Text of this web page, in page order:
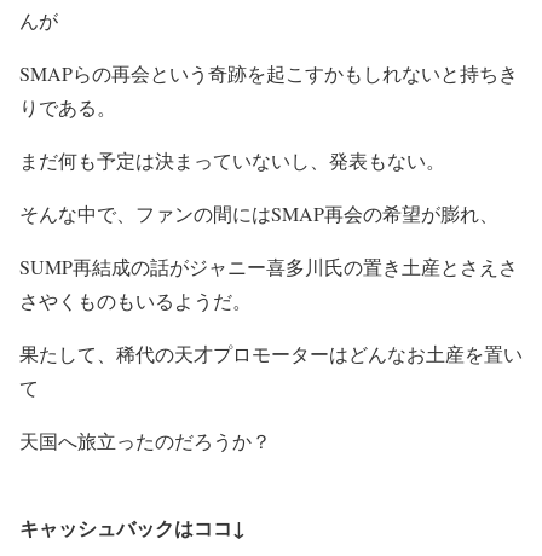
んが
SMAPらの再会という奇跡を起こすかもしれないと持ちき
りである。
まだ何も予定は決まっていないし、発表もない。
そんな中で、ファンの間にはSMAP再会の希望が膨れ、
SUMP再結成の話がジャニー喜多川氏の置き土産とさえさ
さやくものもいるようだ。
果たして、稀代の天才プロモーターはどんなお土産を置い
て
天国へ旅立ったのだろうか？
キャッシュバックはココ↓